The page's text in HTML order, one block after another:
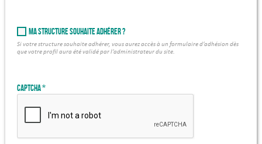
Ma structure souhaite adhérer ?
Si votre structure souhaite adhérer, vous aurez accès à un formulaire d’adhésion dès
que votre profil aura été validé par l’administrateur du site.
Captcha